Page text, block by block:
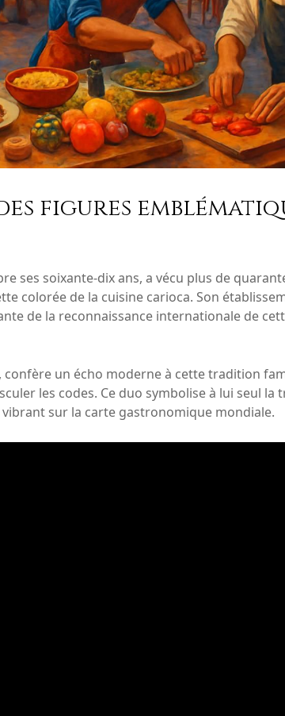
figures
ses soixante-dix ans, a vécu plus de
colorée de la cuisine carioca. Son
de la reconnaissance internationale de
confère un écho moderne à cette tradition
les codes. Ce duo symbolise à lui seul
sur la carte gastronomique mondiale.